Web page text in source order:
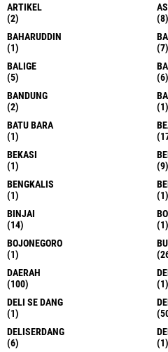
ARTIKEL
(2)
(8)
BAHARUDDIN
(1)
(7)
BALIGE
(5)
(6)
BANDUNG
(2)
(1)
BATU BARA
(1)
BEKASI
(1)
(9)
BENGKALIS
(1)
(1)
BINJAI
(14)
(1)
BOJONEGORO
(1)
DAERAH
(100)
(1)
DELI SE DANG
(1)
DELISERDANG
(6)
(1)